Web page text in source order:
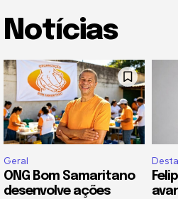
Notícias
Geral
ONG Bom Samaritano
desenvolve ações